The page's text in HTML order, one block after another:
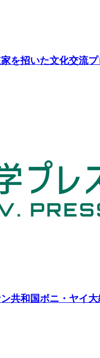
を招いた文化交流
共和国ボニ・ヤイ